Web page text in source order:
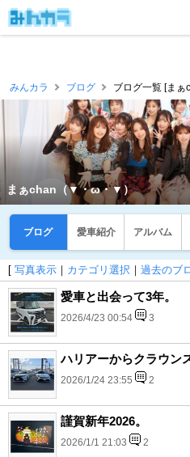
みんカラ ブログ ブログ一覧 [ま
まぁchan（▼・ω・▼）
ブログ 愛車紹介 アルバム
[ 写真表示 ｜ カテゴリ選択 ｜ 過去のブ
愛車と出会って3年。
2026/4/23 00:54 3
ハリアーからクラウン
2026/1/24 23:55 2
謹賀新年2026。
2026/1/1 21:03 2